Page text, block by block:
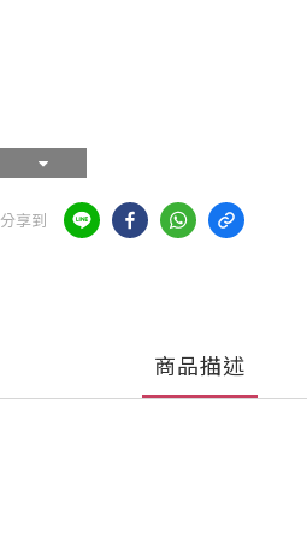
分享到
商品描述